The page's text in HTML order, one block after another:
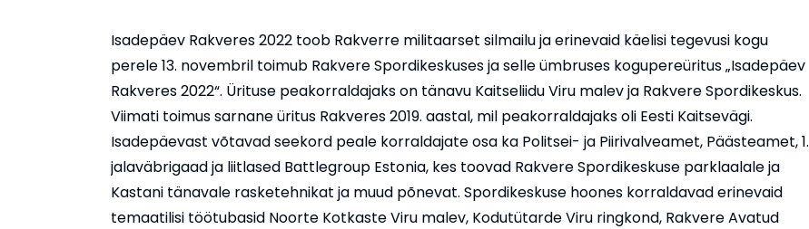
Isadepäev Rakveres 2022 toob Rakverre militaarset silmailu ja erinevaid käelisi tegevusi kogu
perele 13. novembril toimub Rakvere Spordikeskuses ja selle ümbruses kogupereüritus „Isadepäev
Rakveres 2022“. Ürituse peakorraldajaks on tänavu Kaitseliidu Viru malev ja Rakvere Spordikeskus.
Viimati toimus sarnane üritus Rakveres 2019. aastal, mil peakorraldajaks oli Eesti Kaitsevägi.
Isadepäevast võtavad seekord peale korraldajate osa ka Politsei- ja Piirivalveamet, Päästeamet, 1.
jalaväbrigaad ja liitlased Battlegroup Estonia, kes toovad Rakvere Spordikeskuse parklaalale ja
Kastani tänavale rasketehnikat ja muud põnevat. Spordikeskuse hoones korraldavad erinevaid
temaatilisi töötubasid Noorte Kotkaste Viru malev, Kodutütarde Viru ringkond, Rakvere Avatud